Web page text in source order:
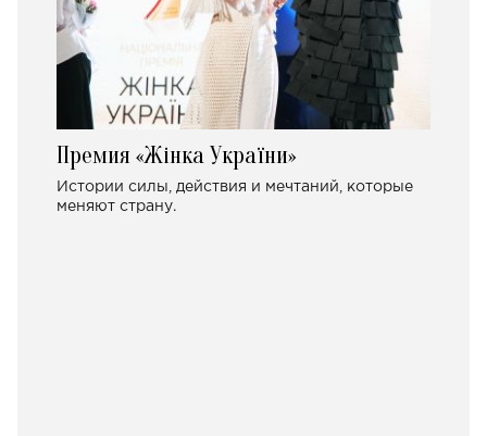
Премия «Жінка України»
Истории силы, действия и мечтаний, которые
меняют страну.